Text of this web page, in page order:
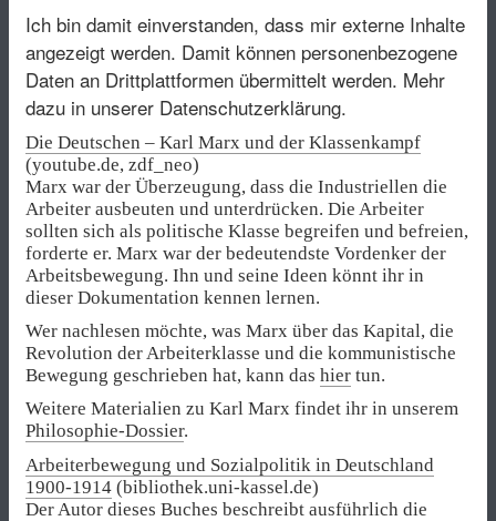
Ich bin damit einverstanden, dass mir externe Inhalte
angezeigt werden. Damit können personenbezogene
Daten an Drittplattformen übermittelt werden. Mehr
dazu in unserer Datenschutzerklärung.
Die Deutschen – Karl Marx und der Klassenkampf
(youtube.de, zdf_neo)
Marx war der Überzeugung, dass die Industriellen die
Arbeiter ausbeuten und unterdrücken. Die Arbeiter
sollten sich als politische Klasse begreifen und befreien,
forderte er. Marx war der bedeutendste Vordenker der
Arbeitsbewegung. Ihn und seine Ideen könnt ihr in
dieser Dokumentation kennen lernen.
Wer nachlesen möchte, was Marx über das Kapital, die
Revolution der Arbeiterklasse und die kommunistische
Bewegung geschrieben hat, kann das hier tun.
Weitere Materialien zu Karl Marx findet ihr in unserem
Philosophie-Dossier.
Arbeiterbewegung und Sozialpolitik in Deutschland
1900-1914 (bibliothek.uni-kassel.de)
Der Autor dieses Buches beschreibt ausführlich die